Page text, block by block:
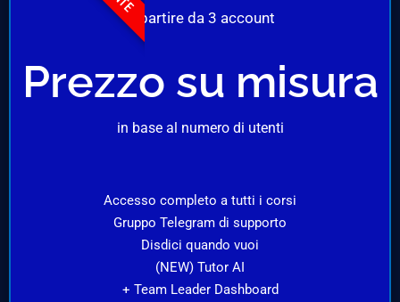
A partire da 3 account
Prezzo su misura
in base al numero di utenti
Accesso completo a tutti i corsi
Gruppo Telegram di supporto
Disdici quando vuoi
(NEW) Tutor AI
+ Team Leader Dashboard